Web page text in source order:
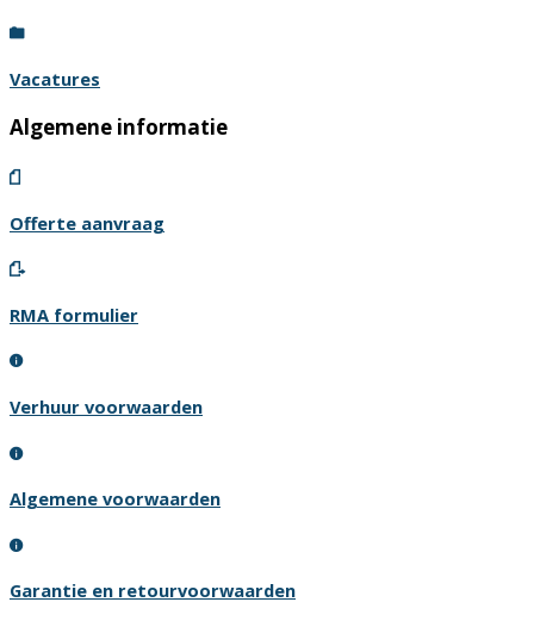
Vacatures
Algemene informatie
Offerte aanvraag
RMA formulier
Verhuur voorwaarden
Algemene voorwaarden
Garantie en retourvoorwaarden